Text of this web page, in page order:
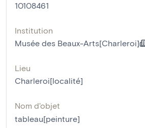
10108461
Institution
Musée des Beaux-Arts[Charleroi]
Lieu
Charleroi[localité]
Nom d'objet
tableau[peinture]